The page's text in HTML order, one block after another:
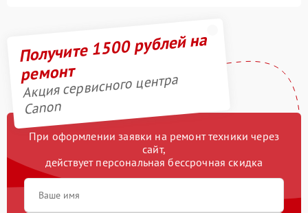
Получите 1500 рублей на
ремонт
Акция сервисного центра
Canon
При оформлении заявки на ремонт техники через
сайт,
действует персональная бессрочная скидка